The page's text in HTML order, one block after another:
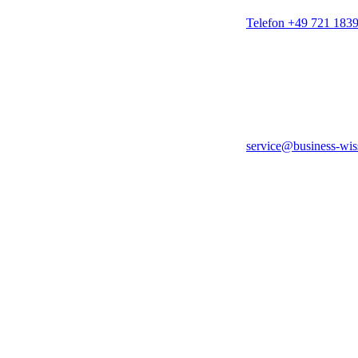
Telefon +49 721
service@business-